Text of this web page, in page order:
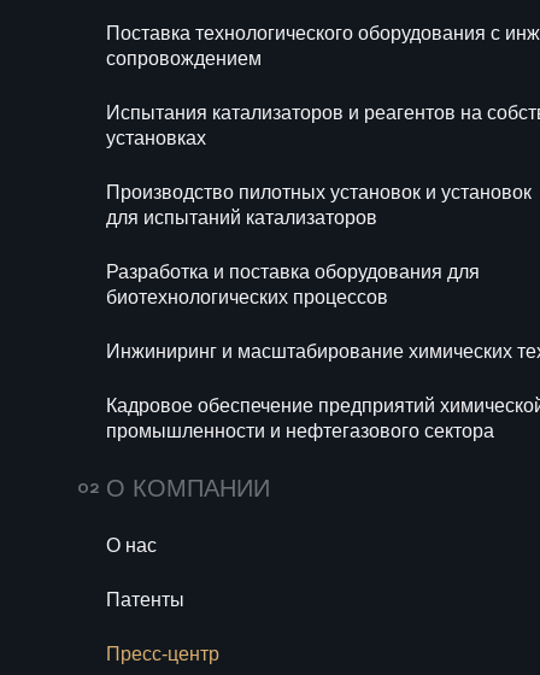
Поставка технологического оборудования с
сопровождением
Испытания катализаторов и реагентов на
установках
Производство пилотных установок и установок
для испытаний катализаторов
Разработка и поставка оборудования для
биотехнологических процессов
Инжиниринг и масштабирование химических
Кадровое обеспечение предприятий
промышленности и нефтегазового сектора
О КОМПАНИИ
О нас
Патенты
Пресс-центр
изменений российский
химический инжиниринг
сталкивается с новыми
вызовами и возможностями.
основатель компании
своим взглядом на
отрасли, включая
цифровизацию,
экологические инициативы и
российские компании
интеллектуальный капитал